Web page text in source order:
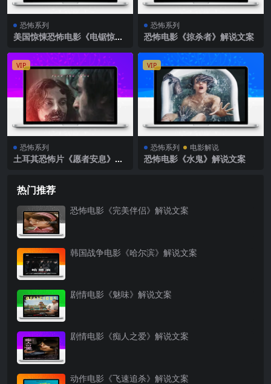
恐怖系列
美国惊悚恐怖电影《电锯惊魂
恐怖系列
恐怖电影《掠杀者》解说文案
VIP
恐怖系列
土耳其恐怖片《愿者安息》解
VIP
恐怖系列 电影解说
恐怖电影《水鬼》解说文案
热门推荐
恐怖电影《完美伴侣》解说文案
韩国战争电影《哈尔滨》解说文案
剧情电影《魅味》解说文案
剧情电影《痴人之爱》解说文案
动作电影《飞速追杀》解说文案